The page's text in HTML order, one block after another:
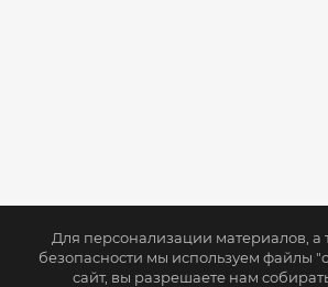
Для персонализации материалов,
безопасности мы используем файлы
сайт, вы разрешаете нам